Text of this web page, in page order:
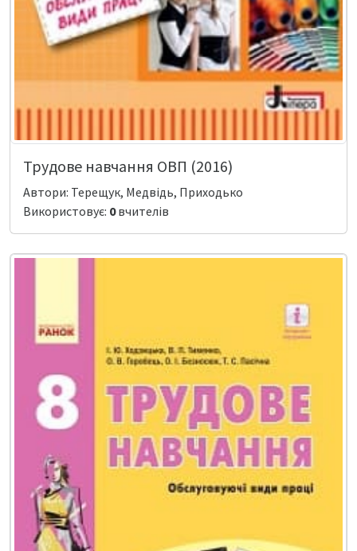
Трудове навчання ОВП (2016)
Автори: Терещук, Медвідь, Приходько
Використовує: 0вчителів